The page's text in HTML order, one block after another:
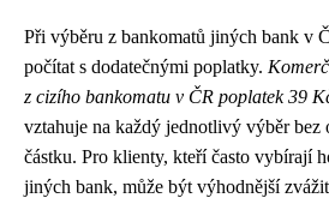
Při výběru z bankomatů jiných bank v
počítat s dodatečnými poplatky.
z cizího bankomatu v ČR poplatek 39
vztahuje na každý jednotlivý výběr bez
částku. Pro klienty, kteří často vybírají
jiných bank, může být výhodnější